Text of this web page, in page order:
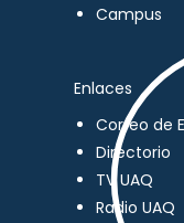
Campus
Enlaces
Correo de
Directorio
TV UAQ
Radio UAQ